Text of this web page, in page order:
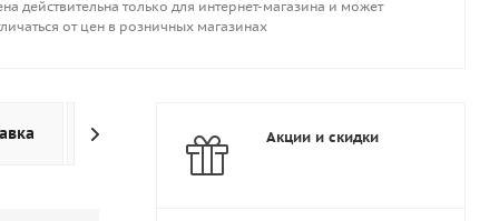
действительна только для интернет-магазина и может
от цен в розничных магазинах
Дополнительно Акции и скидки